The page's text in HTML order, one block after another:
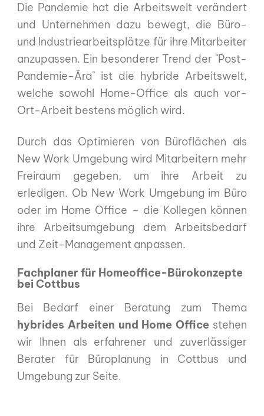
Die Pandemie hat die Arbeitswelt verändert
und Unternehmen dazu bewegt, die Büro-
und Industriearbeitsplätze für ihre Mitarbeiter
anzupassen. Ein besonderer Trend der "Post-
Pandemie-Ära" ist die hybride Arbeitswelt,
welche sowohl Home-Office als auch vor-
Ort-Arbeit bestens möglich wird.
Durch das Optimieren von Büroflächen als
New Work Umgebung wird Mitarbeitern mehr
Freiraum gegeben, um ihre Arbeit zu
erledigen. Ob New Work Umgebung im Büro
oder im Home Office – die Kollegen können
ihre Arbeitsumgebung dem Arbeitsbedarf
und Zeit-Management anpassen.
Fachplaner für Homeoffice-Bürokonzepte
bei Cottbus
Bei Bedarf einer Beratung zum Thema
hybrides Arbeiten und Home Office stehen
wir Ihnen als erfahrener und zuverlässiger
Berater für Büroplanung in Cottbus und
Umgebung zur Seite.